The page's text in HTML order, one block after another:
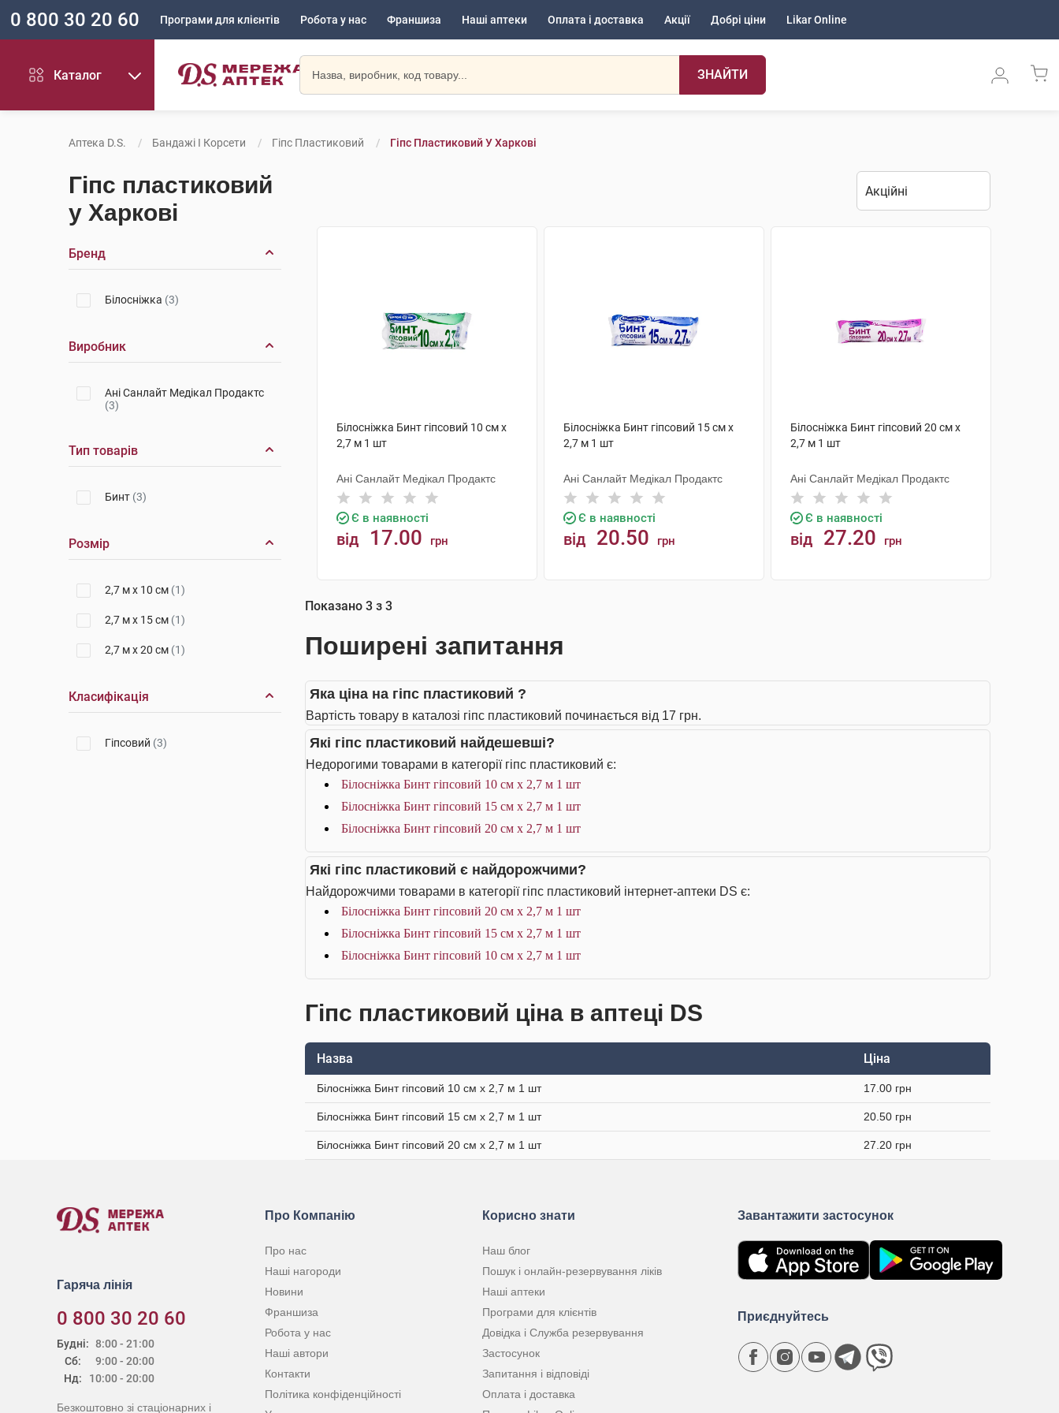
0 800 30 20 60 Програми для клієнтів Робота у нас Франшиза Наші аптеки Оплата і доставка Акції Добрі ціни Likar Online
Каталог ЗНАЙТИ
Аптека D.S. Бандажі І Корсети Гіпс Пластиковий Гіпс Пластиковий У Харкові
Гіпс пластиковий
у Харкові
Бренд
Білосніжка (3)
Виробник
Ані Санлайт Медікал Продактс
(3)
Тип товарів
Бинт (3)
Розмір
2,7 м х 10 см (1)
2,7 м х 15 см (1)
2,7 м х 20 см (1)
Класифікація
Гіпсовий (3)
Білосніжка Бинт гіпсовий 10 см х
2,7 м 1 шт
Ані Санлайт Медікал Продактс
Є в наявності
від 17.00 грн
Білосніжка Бинт гіпсовий 15 см х
2,7 м 1 шт
Ані Санлайт Медікал Продактс
Є в наявності
від 20.50 грн
Білосніжка Бинт гіпсовий 20 см х
2,7 м 1 шт
Ані Санлайт Медікал Продактс
Є в наявності
від 27.20 грн
Показано 3 з 3
Поширені запитання
Яка ціна на гіпс пластиковий ?
Вартість товару в каталозі гіпс пластиковий починається від 17 грн.
Які гіпс пластиковий найдешевші?
Недорогими товарами в категорії гіпс пластиковий є:
Білосніжка Бинт гіпсовий 10 см х 2,7 м 1 шт
Білосніжка Бинт гіпсовий 15 см х 2,7 м 1 шт
Білосніжка Бинт гіпсовий 20 см х 2,7 м 1 шт
Які гіпс пластиковий є найдорожчими?
Найдорожчими товарами в категорії гіпс пластиковий інтернет-аптеки DS є:
Білосніжка Бинт гіпсовий 20 см х 2,7 м 1 шт
Білосніжка Бинт гіпсовий 15 см х 2,7 м 1 шт
Білосніжка Бинт гіпсовий 10 см х 2,7 м 1 шт
Гіпс пластиковий ціна в аптеці DS
Назва Ціна
Білосніжка Бинт гіпсовий 10 см х 2,7 м 1 шт 17.00 грн
Білосніжка Бинт гіпсовий 15 см х 2,7 м 1 шт 20.50 грн
Білосніжка Бинт гіпсовий 20 см х 2,7 м 1 шт 27.20 грн
Гаряча лінія
0 800 30 20 60
Будні:
Сб:
Нд:
8:00 - 21:00
9:00 - 20:00
10:00 - 20:00
Безкоштовно зі стаціонарних і
Про Компанію
Про нас
Наші нагороди
Новини
Франшиза
Робота у нас
Наші автори
Контакти
Політика конфіденційності
Корисно знати
Наш блог
Пошук і онлайн-резервування ліків
Наші аптеки
Програми для клієнтів
Довідка і Служба резервування
Застосунок
Запитання і відповіді
Оплата і доставка
Завантажити застосунок
Приєднуйтесь